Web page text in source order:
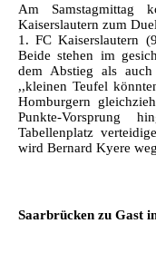
Am Samstagmittag
Kaiserslautern zum
1. FC Kaiserslautern
Beide stehen im
dem Abstieg als
,,kleinen Teufel
Homburgern
Punkte-Vorsprung
Tabellenplatz
wird Bernard Kyere
Saarbrücken zu Gast